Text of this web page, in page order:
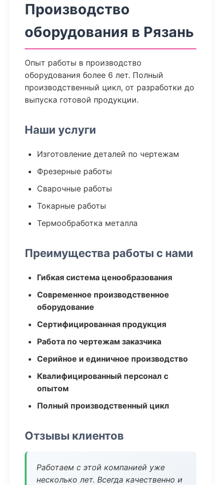
Производство
оборудования в Рязань
Опыт работы в производство
оборудования более 6 лет. Полный
производственный цикл, от разработки до
выпуска готовой продукции.
Наши услуги
Изготовление деталей по чертежам
Фрезерные работы
Сварочные работы
Токарные работы
Термообработка металла
Преимущества работы с нами
Гибкая система ценообразования
Современное производственное
оборудование
Сертифицированная продукция
Работа по чертежам заказчика
Серийное и единичное производство
Квалифицированный персонал с
опытом
Полный производственный цикл
Отзывы клиентов
Работаем с этой компанией уже
несколько лет. Всегда качественно и